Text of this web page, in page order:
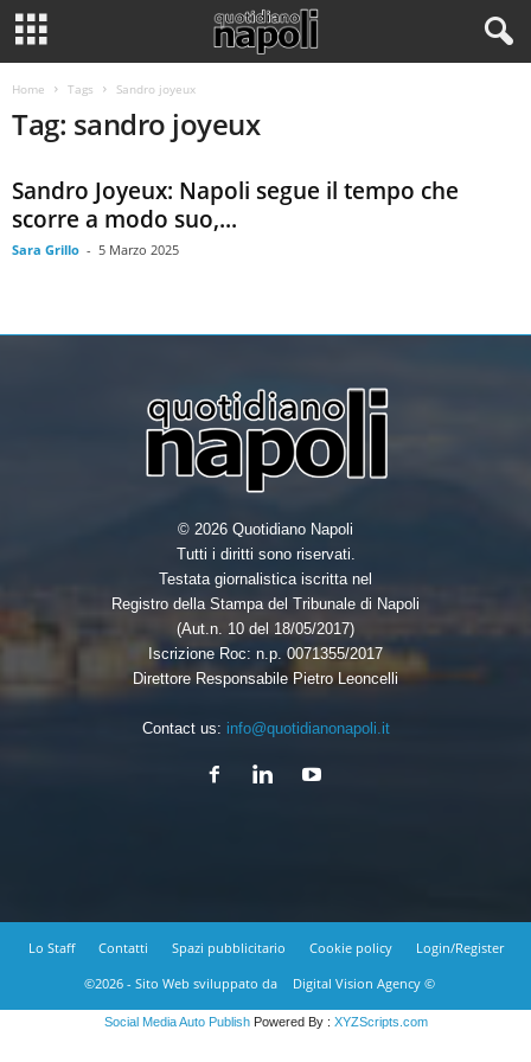
Home Tags Sandro joyeux
Tag: sandro joyeux
Sandro Joyeux: Napoli segue il tempo che
scorre a modo suo,...
Sara Grillo - 5 Marzo 2025
© 2026 Quotidiano Napoli
Tutti i diritti sono riservati.
Testata giornalistica iscritta nel
Registro della Stampa del Tribunale di Napoli
(Aut.n. 10 del 18/05/2017)
Iscrizione Roc: n.p. 0071355/2017
Direttore Responsabile Pietro Leoncelli
Contact us: info@quotidianonapoli.it
Lo Staff Contatti Spazi pubblicitario Cookie policy
Login/Register
©2026 - Sito Web sviluppato da
Digital Vision Agency ©
Social Media Auto PublishPowered By : XYZScripts.com